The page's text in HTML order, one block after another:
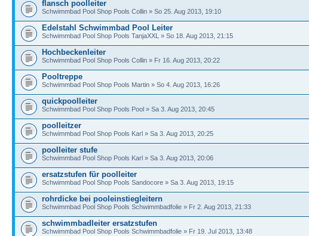
flansch poolleiter
Schwimmbad Pool Shop Pools Collin » So 25. Aug 2013, 19:10
Edelstahl Schwimmbad Pool Leiter
Schwimmbad Pool Shop Pools TanjaXXL » So 18. Aug 2013, 21:15
Hochbeckenleiter
Schwimmbad Pool Shop Pools Collin » Fr 16. Aug 2013, 20:22
Pooltreppe
Schwimmbad Pool Shop Pools Martin » So 4. Aug 2013, 16:26
quickpoolleiter
Schwimmbad Pool Shop Pools Pool » Sa 3. Aug 2013, 20:45
poolleitzer
Schwimmbad Pool Shop Pools Karl » Sa 3. Aug 2013, 20:25
poolleiter stufe
Schwimmbad Pool Shop Pools Karl » Sa 3. Aug 2013, 20:06
ersatzstufen für poolleiter
Schwimmbad Pool Shop Pools Sandocore » Sa 3. Aug 2013, 19:15
rohrdicke bei pooleinstiegleitern
Schwimmbad Pool Shop Pools Schwimmbadfolie » Fr 2. Aug 2013, 21:33
schwimmbadleiter ersatzstufen
Schwimmbad Pool Shop Pools Schwimmbadfolie » Fr 19. Jul 2013, 13:48